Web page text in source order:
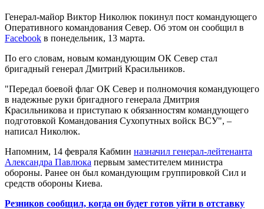
Генерал-майор Виктор Николюк покинул пост командующего
Оперативного командования Север. Об этом он сообщил в
Facebook в понедельник, 13 марта.
По его словам, новым командующим ОК Север стал
бригадный генерал Дмитрий Красильников.
"Передал боевой флаг ОК Север и полномочия командующего
в надежные руки бригадного генерала Дмитрия
Красильникова и приступаю к обязанностям командующего
подготовкой Командования Сухопутных войск ВСУ", –
написал Николюк.
Напомним, 14 февраля Кабмин назначил генерал-лейтенанта
Александра Павлюка первым заместителем министра
обороны. Ранее он был командующим группировкой Сил и
средств обороны Киева.
Резников сообщил, когда он будет готов уйти в отставку